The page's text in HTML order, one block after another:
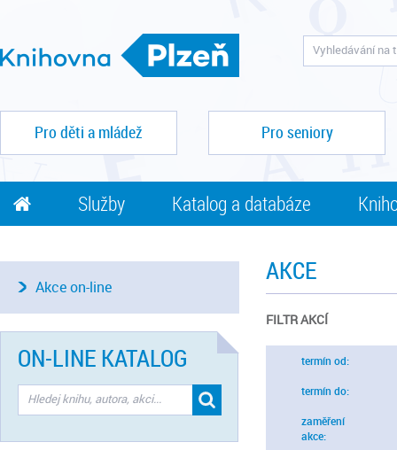
Pro děti a mládež Pro seniory
Služby Katalog a databáze
AKCE
FILTR AKCÍ
termín od:
termín do:
zaměření
akce:
Akce on-line
ON-LINE KATALOG